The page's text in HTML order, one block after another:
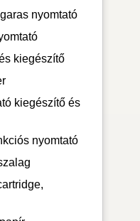
nyomtató
kiegészítő
kiegészítő és
nyomtató